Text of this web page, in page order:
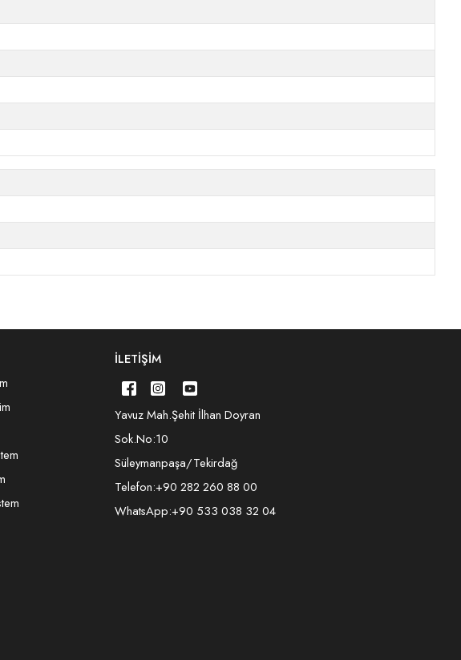
İLETIŞIM
Yavuz Mah.Şehit İlhan Doyran
Sok.No:10
Süleymanpaşa/Tekirdağ
Telefon:+90 282 260 88 00
WhatsApp:+90 533 038 32 04